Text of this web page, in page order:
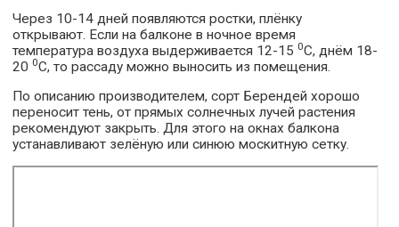
Через 10-14 дней появляются ростки, плёнку
открывают. Если на балконе в ночное время
температура воздуха выдерживается 12-15 0С, днём 18-
20 0С, то рассаду можно выносить из помещения.
По описанию производителем, сорт Берендей хорошо
переносит тень, от прямых солнечных лучей растения
рекомендуют закрыть. Для этого на окнах балкона
устанавливают зелёную или синюю москитную сетку.